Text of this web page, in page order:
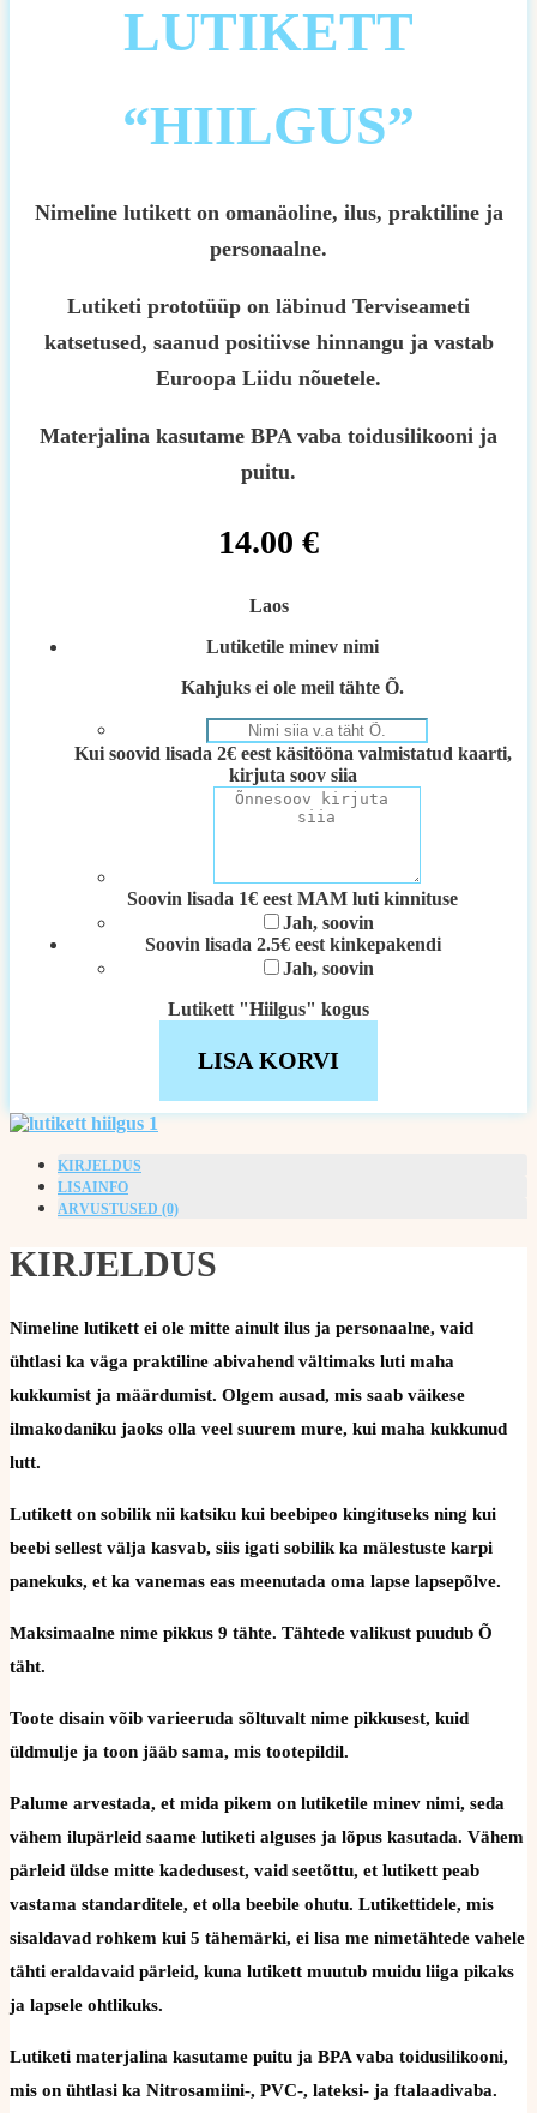
LUTIKETT
“HIILGUS”
Nimeline lutikett on omanäoline, ilus, praktiline ja
personaalne.
Lutiketi prototüüp on läbinud Terviseameti
katsetused, saanud positiivse hinnangu ja vastab
Euroopa Liidu nõuetele.
Materjalina kasutame BPA vaba toidusilikooni ja
puitu.
14.00 €
Laos
Lutiketile minev nimi
Kahjuks ei ole meil tähte Õ.
Kui soovid lisada 2€ eest käsitööna valmistatud kaarti,
kirjuta soov siia
Soovin lisada 1€ eest MAM luti kinnituse
Jah, soovin
Soovin lisada 2.5€ eest kinkepakendi
Jah, soovin
Lutikett "Hiilgus" kogus
LISA KORVI
KIRJELDUS
LISAINFO
ARVUSTUSED (0)
KIRJELDUS
Nimeline lutikett ei ole mitte ainult ilus ja personaalne, vaid
ühtlasi ka väga praktiline abivahend vältimaks luti maha
kukkumist ja määrdumist. Olgem ausad, mis saab väikese
ilmakodaniku jaoks olla veel suurem mure, kui maha kukkunud
lutt.
Lutikett on sobilik nii katsiku kui beebipeo kingituseks ning kui
beebi sellest välja kasvab, siis igati sobilik ka mälestuste karpi
panekuks, et ka vanemas eas meenutada oma lapse lapsepõlve.
Maksimaalne nime pikkus 9 tähte. Tähtede valikust puudub Õ
täht.
Toote disain võib varieeruda sõltuvalt nime pikkusest, kuid
üldmulje ja toon jääb sama, mis tootepildil.
Palume arvestada, et mida pikem on lutiketile minev nimi, seda
vähem ilupärleid saame lutiketi alguses ja lõpus kasutada. Vähem
pärleid üldse mitte kadedusest, vaid seetõttu, et lutikett peab
vastama standarditele, et olla beebile ohutu. Lutikettidele, mis
sisaldavad rohkem kui 5 tähemärki, ei lisa me nimetähtede vahele
tähti eraldavaid pärleid, kuna lutikett muutub muidu liiga pikaks
ja lapsele ohtlikuks.
Lutiketi materjalina kasutame puitu ja BPA vaba toidusilikooni,
mis on ühtlasi ka Nitrosamiini-, PVC-, lateksi- ja ftalaadivaba.